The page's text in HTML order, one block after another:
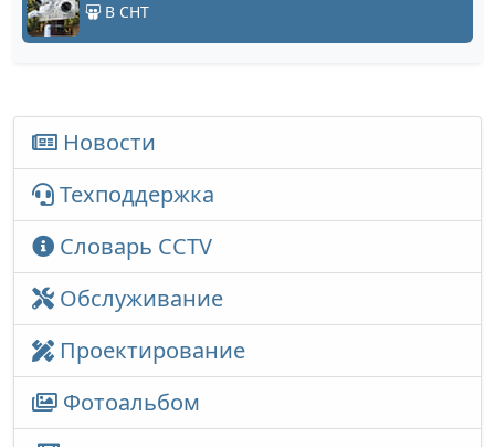
В СНТ
Новости
Техподдержка
Словарь CCTV
Обслуживание
Проектирование
Фотоальбом